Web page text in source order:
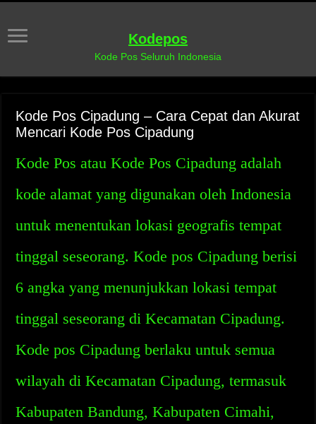
Kodepos
Kode Pos Seluruh Indonesia
Kode Pos Cipadung – Cara Cepat dan Akurat
Mencari Kode Pos Cipadung
Kode Pos atau Kode Pos Cipadung adalah
kode alamat yang digunakan oleh Indonesia
untuk menentukan lokasi geografis tempat
tinggal seseorang. Kode pos Cipadung berisi
6 angka yang menunjukkan lokasi tempat
tinggal seseorang di Kecamatan Cipadung.
Kode pos Cipadung berlaku untuk semua
wilayah di Kecamatan Cipadung, termasuk
Kabupaten Bandung, Kabupaten Cimahi,